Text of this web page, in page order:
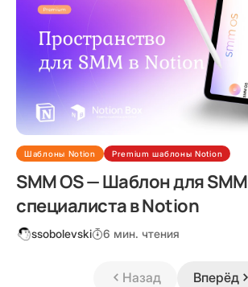
Шаблоны Notion Premium шаблоны Notion
SMM OS — Шаблон для SMM
специалиста в Notion
ssobolevski 6 мин. чтения
Назад Вперёд